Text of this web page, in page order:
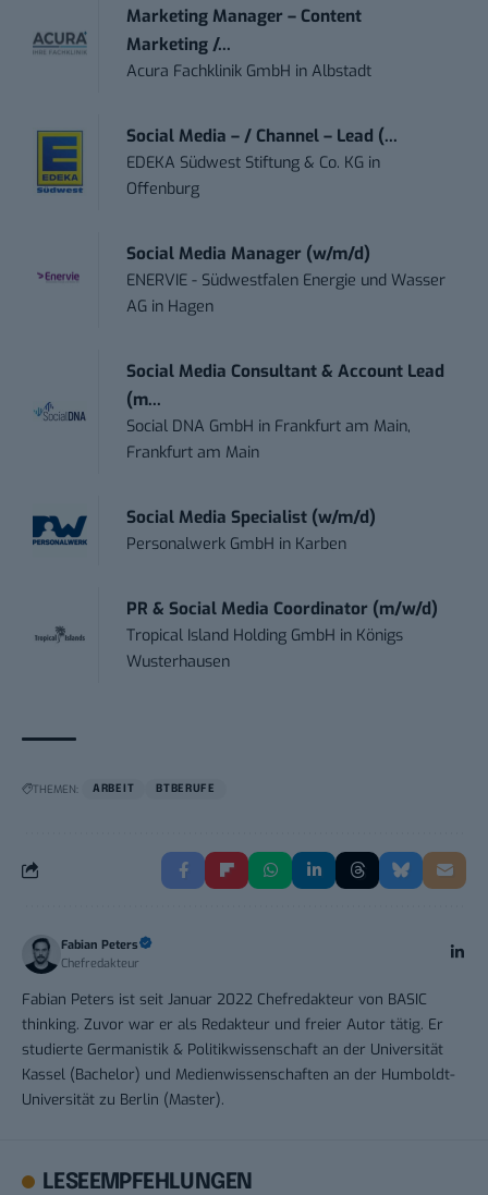
Marketing Manager – Content
Marketing /...
Acura Fachklinik GmbH inAlbstadt
Social Media – / Channel – Lead (...
EDEKA Südwest Stiftung & Co. KG in
Offenburg
Social Media Manager (w/m/d)
ENERVIE - Südwestfalen Energie und Wasser
AG in Hagen
Social Media Consultant & Account Lead
(m...
Social DNA GmbH in Frankfurt am Main,
Frankfurt am Main
Social Media Specialist (w/m/d)
Personalwerk GmbH in Karben
PR & Social Media Coordinator (m/w/d)
Tropical Island Holding GmbH in Königs
Wusterhausen
THEMEN: ARBEIT BTBERUFE
Fabian Peters
Chefredakteur
Fabian Peters ist seit Januar 2022 Chefredakteur von BASIC
thinking. Zuvor war er als Redakteur und freier Autor tätig. Er
studierte Germanistik & Politikwissenschaft an der Universität
Kassel (Bachelor) und Medienwissenschaften an der Humboldt-
Universität zu Berlin (Master).
LESEEMPFEHLUNGEN